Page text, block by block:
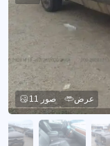
11 صور عرض